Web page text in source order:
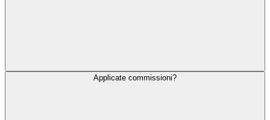
Applicate commissioni?